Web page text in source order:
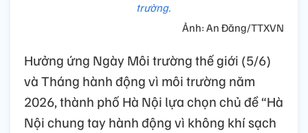
trường.
Ảnh: An Đăng/TTXVN
Hưởng ứng Ngày Môi trường thế giới (5/6)
và Tháng hành động vì môi trường năm
2026, thành phố Hà Nội lựa chọn chủ đề “Hà
Nội chung tay hành động vì không khí sạch